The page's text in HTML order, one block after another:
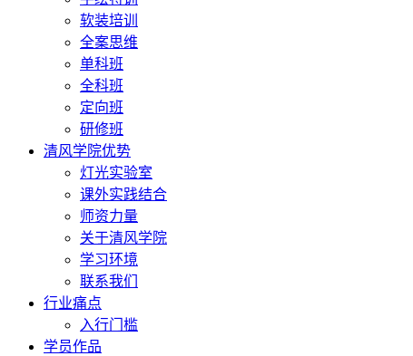
软装培训
全案思维
单科班
全科班
定向班
研修班
清风学院优势
灯光实验室
课外实践结合
师资力量
关于清风学院
学习环境
联系我们
行业痛点
入行门槛
学员作品